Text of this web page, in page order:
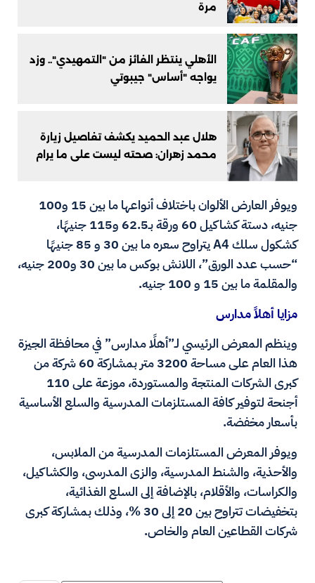
مرة
الأهلي ينتظر الفائز من "التمهيدي".. وزد
يواجه "أساس" جيبوتي
هلال عبد الحميد يكشف تفاصيل زيارة
محمد زهران: صحته ليست على ما يرام
ويوفر العارض الألوان باختلاف أنواعها ما بين 15 و100
جنيه، دستة كشاكيل 60 ورقة بـ62.5 و115 جنيهًا،
كشكول سلك A4 يتراوح سعره ما بين 30 و 85 جنيهًا
“حسب عدد الورق”، اللانش بوكس ما بين 30 و200 جنيه،
والمقلمة ما بين 15 و 100 جنيه.
مزايا أهلاً مدارس
وينظم المعرض الرئيسي لـ”أهلًا مدارس” في محافظة الجيزة
هذا العام على مساحة 3200 متر بمشاركة 60 شركة من
كبرى الشركات المنتجة والمستوردة، موزعة على 110
أجنحة لتوفير كافة المستلزمات المدرسية والسلع الأساسية
بأسعار مخفضة.
ويوفر المعرض المستلزمات المدرسية من الملابس،
والأحذية، والشنط المدرسية، والزى المدرسى، والكشاكيل،
والكراسات، والأقلام، بالإضافة إلى السلع الغذائية،
بتخفيضات تتراوح بين 20 إلى 30 %، وذلك بمشاركة كبرى
شركات القطاعين العام والخاص.